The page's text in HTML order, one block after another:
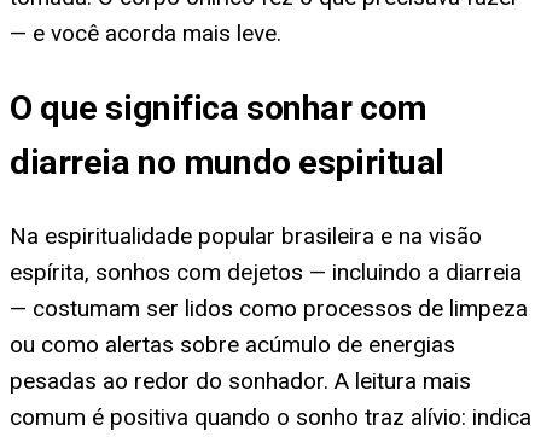
— e você acorda mais leve.
O que significa sonhar com
diarreia no mundo espiritual
Na espiritualidade popular brasileira e na visão
espírita, sonhos com dejetos — incluindo a diarreia
— costumam ser lidos como processos de limpeza
ou como alertas sobre acúmulo de energias
pesadas ao redor do sonhador. A leitura mais
comum é positiva quando o sonho traz alívio: indica